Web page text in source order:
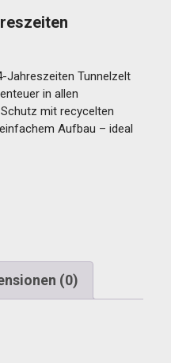
Jahreszeiten Tunnelzelt
in allen
mit recycelten
Aufbau – ideal
(0)